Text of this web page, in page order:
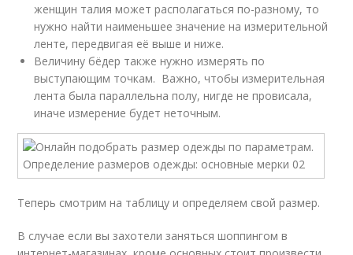
женщин талия может располагаться по-разному, то
нужно найти наименьшее значение на измерительной
ленте, передвигая её выше и ниже.
Величину бёдер также нужно измерять по
выступающим точкам. Важно, чтобы измерительная
лента была параллельна полу, нигде не провисала,
иначе измерение будет неточным.
Теперь смотрим на таблицу и определяем свой размер.
В случае если вы захотели заняться шоппингом в